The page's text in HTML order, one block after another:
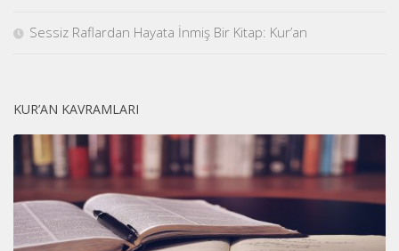
Sessiz Raflardan Hayata İnmiş Bir Kitap: Kur’an
KUR’AN KAVRAMLARI